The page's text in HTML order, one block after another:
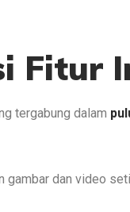
Fitur
tergabung dalam
gambar dan video